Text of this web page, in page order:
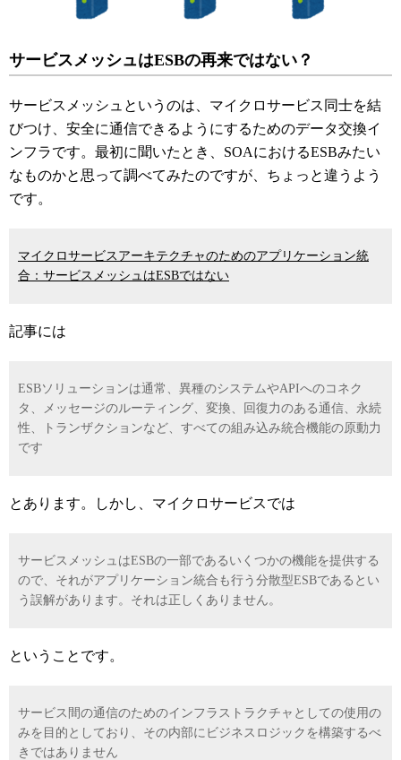
サービスメッシュはESBの再来ではない？
サービスメッシュというのは、マイクロサービス同士を結
びつけ、安全に通信できるようにするためのデータ交換イ
ンフラです。最初に聞いたとき、SOAにおけるESBみたい
なものかと思って調べてみたのですが、ちょっと違うよう
です。
マイクロサービスアーキテクチャのためのアプリケーション統
合：サービスメッシュはESBではない
記事には
ESBソリューションは通常、異種のシステムやAPIへのコネク
タ、メッセージのルーティング、変換、回復力のある通信、永続
性、トランザクションなど、すべての組み込み統合機能の原動力
です
とあります。しかし、マイクロサービスでは
サービスメッシュはESBの一部であるいくつかの機能を提供する
ので、それがアプリケーション統合も行う分散型ESBであるとい
う誤解があります。それは正しくありません。
ということです。
サービス間の通信のためのインフラストラクチャとしての使用の
みを目的としており、その内部にビジネスロジックを構築するべ
きではありません